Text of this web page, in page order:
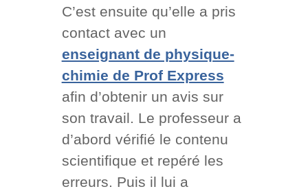
C’est ensuite qu’elle a pris
contact avec un
enseignant de physique-
chimie de Prof Express
afin d’obtenir un avis sur
son travail. Le professeur a
d’abord vérifié le contenu
scientifique et repéré les
erreurs. Puis il lui a